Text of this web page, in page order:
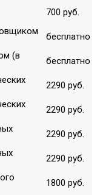
700 руб.
бесплатно
(в
бесплатно
2290 руб.
2290 руб.
2290 руб.
2290 руб.
1800 руб.